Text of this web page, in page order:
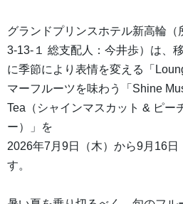
グランドプリンスホテル新高輪（
3-13-１ 総支配人：今井歩）は、
に季節により表情を変える「
マーフルーツを味わう「Shine
Tea（シャインマスカット & ピー
ー）」を
2026年7月9日（木）から9月16日
す。